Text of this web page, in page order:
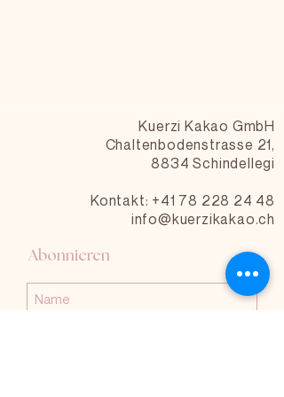
Kuerzi Kakao GmbH
Chaltenbodenstrasse 21,
8834 Schindellegi
Kontakt: +41 78 228 24 48
info@kuerzikakao.ch
Abonnieren